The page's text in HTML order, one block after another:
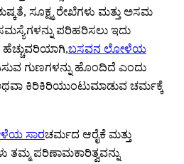
ಸೂಕ್ಷ್ಮ ರೇಖೆಗಳು ಮತ್ತು ಅಸಮ
ಪರಿಹರಿಸಲು ಇದು
ಹೆಚ್ಚುವರಿಯಾಗಿ,ಬಸವನ ಲೋಳೆಯ
ಗುಣಗಳನ್ನು ಹೊಂದಿದೆ ಎಂದು
ಕಿರಿಕಿರಿಯುಂಟುಮಾಡುವ ಚರ್ಮಕ್ಕೆ
ಸಾರಚರ್ಮದ ಆರೈಕೆ ಮತ್ತು
ಪರಿಣಾಮಕಾರಿತ್ವವನ್ನು